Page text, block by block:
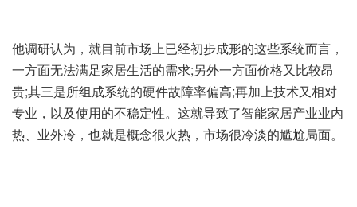
他调研认为，就目前市场上已经初步成形的这些系统而言，
一方面无法满足家居生活的需求;另外一方面价格又比较昂
贵;其三是所组成系统的硬件故障率偏高;再加上技术又相对
专业，以及使用的不稳定性。这就导致了智能家居产业业内
热、业外冷，也就是概念很火热，市场很冷淡的尴尬局面。